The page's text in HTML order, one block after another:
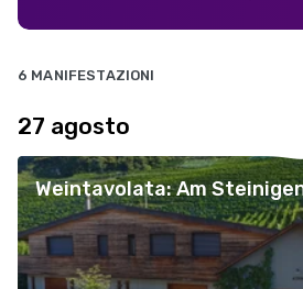
6 MANIFESTAZIONI
27 agosto
Weintavolata: Am